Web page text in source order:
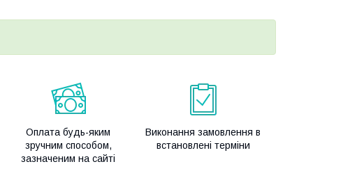
Оплата будь-яким
зручним способом,
зазначеним на сайті
Виконання замовлення в
встановлені терміни